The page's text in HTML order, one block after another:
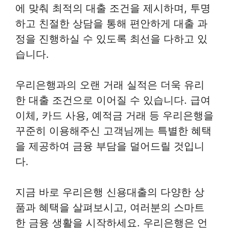
에 맞춰 최적의 대출 조건을 제시하며, 투명
하고 친절한 상담을 통해 편안하게 대출 과
정을 진행하실 수 있도록 최선을 다하고 있
습니다.
우리은행과의 오랜 거래 실적은 더욱 유리
한 대출 조건으로 이어질 수 있습니다. 급여
이체, 카드 사용, 예적금 거래 등 우리은행을
꾸준히 이용해주신 고객님께는 특별한 혜택
을 제공하여 금융 부담을 덜어드릴 것입니
다.
지금 바로 우리은행 신용대출의 다양한 상
품과 혜택을 살펴보시고, 여러분의 스마트
한 금융 생활을 시작하세요. 우리은행은 언